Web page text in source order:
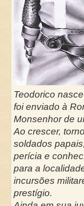
Teodorico
foi enviado à
Monsenhor de
Ao crescer,
soldados
perícia e
para a
incursões
prestígio.